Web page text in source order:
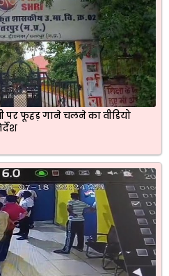
फूहड़ गाने चलने का वीडियो